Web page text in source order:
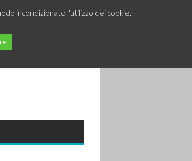
incondizionato l'utilizzo dei cookie.